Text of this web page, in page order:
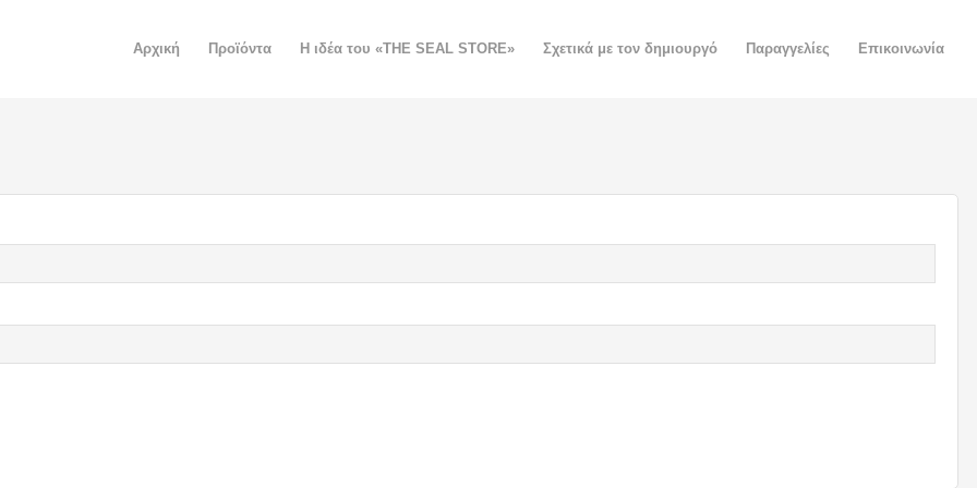
Αρχική Προϊόντα H ιδέα του «THE SEAL STORE» Σχετικά με τον δημιουργό Παραγγελίες Επικοινωνία